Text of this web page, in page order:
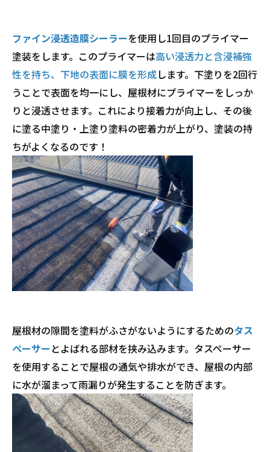
ファイン浸透造膜シーラーを使用し1回目のプライマー
塗装をします。このプライマーは高い浸透力と含浸補強
性を持ち、下地の表面に膜を形成します。下塗りを2回行
うことで表面を均一にし、屋根材にプライマーをしっか
りと浸透させます。これにより接着力が向上し、その後
に塗る中塗り・上塗り塗料の密着力が上がり、塗装の持
ちがよくなるのです！
屋根材の隙間を塗料がふさがないようにするためのタス
ペーサー とよばれる部材を挟み込みます。タスペーサー
を使用することで屋根の通気や排水ができ、屋根の内部
に水が溜まって雨漏りが発生することを防ぎます。